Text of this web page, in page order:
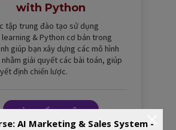
tập trung đào tạo sử dụng
learning & Python cơ bản trong
giúp bạn xây dựng các mô hình
giải quyết các bài toán, giúp
định chiến lược.
with Python
TÌM HIỂU THÊM
AI Marketing & Sales System -